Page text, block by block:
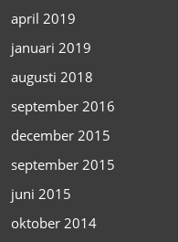
april 2019
januari 2019
augusti 2018
september 2016
december 2015
september 2015
juni 2015
oktober 2014